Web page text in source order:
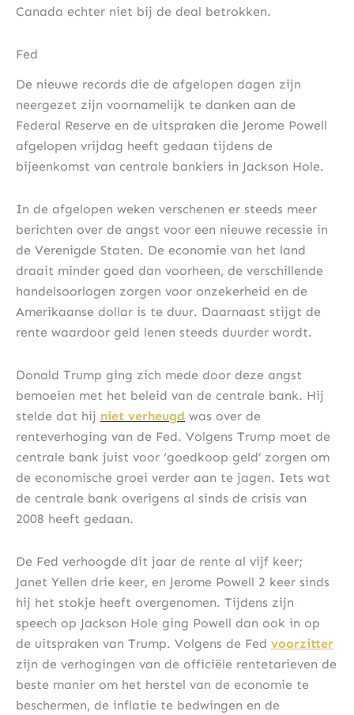
Canada echter niet bij de deal betrokken.
Fed
De nieuwe records die de afgelopen dagen zijn
neergezet zijn voornamelijk te danken aan de
Federal Reserve en de uitspraken die Jerome Powell
afgelopen vrijdag heeft gedaan tijdens de
bijeenkomst van centrale bankiers in Jackson Hole.
In de afgelopen weken verschenen er steeds meer
berichten over de angst voor een nieuwe recessie in
de Verenigde Staten. De economie van het land
draait minder goed dan voorheen, de verschillende
handelsoorlogen zorgen voor onzekerheid en de
Amerikaanse dollar is te duur. Daarnaast stijgt de
rente waardoor geld lenen steeds duurder wordt.
Donald Trump ging zich mede door deze angst
bemoeien met het beleid van de centrale bank. Hij
stelde dat hij niet verheugd was over de
renteverhoging van de Fed. Volgens Trump moet de
centrale bank juist voor ‘goedkoop geld’ zorgen om
de economische groei verder aan te jagen. Iets wat
de centrale bank overigens al sinds de crisis van
2008 heeft gedaan.
De Fed verhoogde dit jaar de rente al vijf keer;
Janet Yellen drie keer, en Jerome Powell 2 keer sinds
hij het stokje heeft overgenomen. Tijdens zijn
speech op Jackson Hole ging Powell dan ook in op
de uitspraken van Trump. Volgens de Fed voorzitter
zijn de verhogingen van de officiële rentetarieven de
beste manier om het herstel van de economie te
beschermen, de inflatie te bedwingen en de